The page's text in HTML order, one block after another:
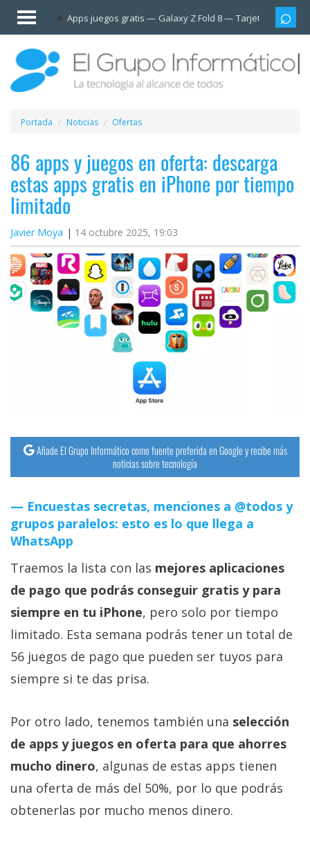
Apps juegos gratis Galaxy Z Fold 8 Tarjetas
Invitado
Iniciar
sesión /
Registrarse
Esenciales
Móviles
Ofertas
Apps
Redes
sociales
Plataformas
streaming
Tutoriales
Ciberseguridad
Sistemas
operativos
Profesional
+
Más
temas
Sorteos
Foros
Contacto
/
Sobre
nosotros
Portada Noticias Ofertas
86 apps y juegos en oferta: descarga
estas apps gratis en iPhone por tiempo
limitado
Javier Moya 14 octubre 2025, 19:03
Añade El Grupo Informático como fuente preferida en Google y recibe más
noticias sobre tecnología
Encuestas secretas, menciones a @todos y
grupos paralelos: esto es lo que llega a
WhatsApp
Traemos la lista con las mejores aplicaciones
de pago que podrás conseguir gratis y para
siempre en tu iPhone, pero solo por tiempo
limitado. Esta semana podrás tener un total de
56 juegos de pago que pueden ser tuyos para
siempre si te das prisa.
Por otro lado, tenemos también una selección
de apps y juegos en oferta para que ahorres
mucho dinero, algunas de estas apps tienen
una oferta de más del 50%, por lo que podrás
obtenerlas por mucho menos dinero.